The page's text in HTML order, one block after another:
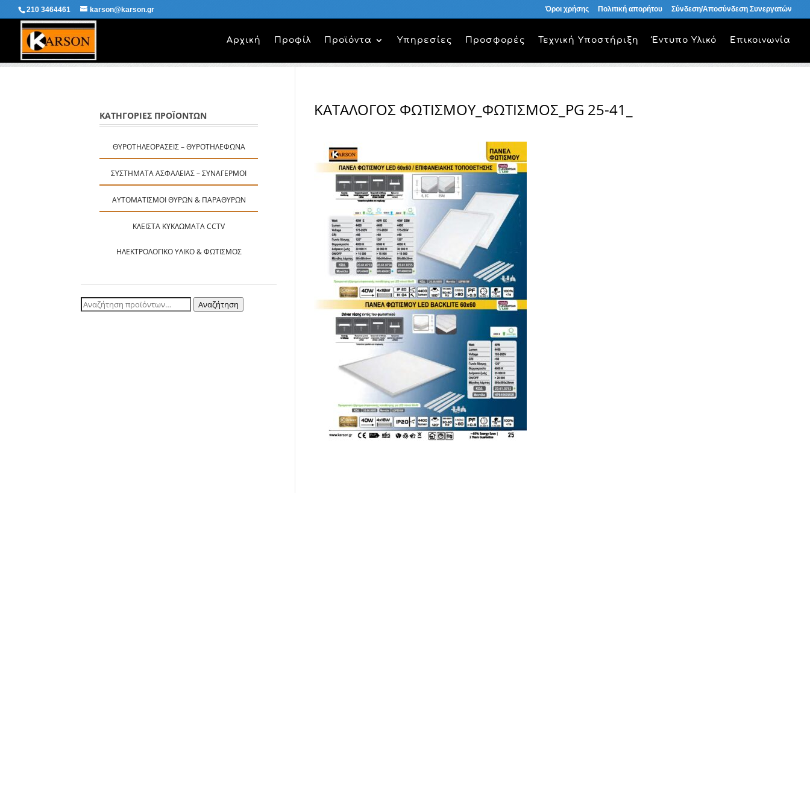
210 3464461 karson@karson.gr Όροι χρήσης Πολιτική απορήτου Σύνδεση/Αποσύνδεση Συνεργατών
Αρχική Προφίλ Προϊόντα Υπηρεσίες Προσφορές Τεχνική Υποστήριξη Έντυπο Υλικό Επικοινωνία
ΚΑΤΆΛΟΓΟΣ ΦΩΤΙΣΜΟΎ_ΦΩΤΙΣΜΟΣ_PG 25-41_
ΚΑΤΗΓΟΡΙΕΣ ΠΡΟΪΟΝΤΩΝ
ΘΥΡΟΤΗΛΕΟΡΆΣΕΙΣ – ΘΥΡΟΤΗΛΈΦΩΝΑ
ΣΥΣΤΉΜΑΤΑ ΑΣΦΑΛΕΊΑΣ – ΣΥΝΑΓΕΡΜΟΊ
ΑΥΤΟΜΑΤΙΣΜΟΊ ΘΥΡΏΝ & ΠΑΡΑΘΎΡΩΝ
ΚΛΕΙΣΤΆ ΚΥΚΛΏΜΑΤΑ CCTV
ΗΛΕΚΤΡΟΛΟΓΙΚΌ ΥΛΙΚΌ & ΦΩΤΙΣΜΌΣ
Αναζήτηση
Αναζήτηση